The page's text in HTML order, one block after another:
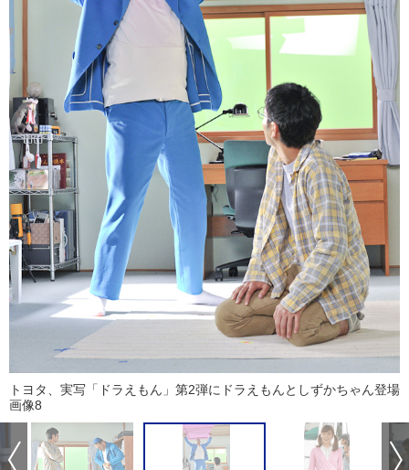
トヨタ、実写「ドラえもん」第2弾にドラえもんとしずかちゃん登場
画像8